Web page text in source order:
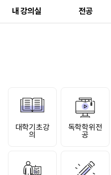
내 강의실 전공
대학기초강
의
독학학위전
공